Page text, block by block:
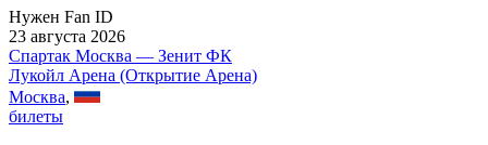
Нужен Fan ID
23 августа 2026
Спартак Москва — Зенит ФК
Лукойл Арена (Открытие Арена)
Москва,
билеты